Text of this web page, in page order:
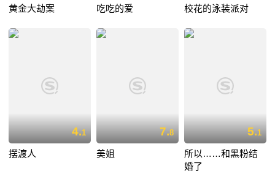
黄金大劫案 吃吃的爱 校花的泳装派对
4.1
摆渡人
7.8
美姐
5.1
所以……和黑粉结
婚了